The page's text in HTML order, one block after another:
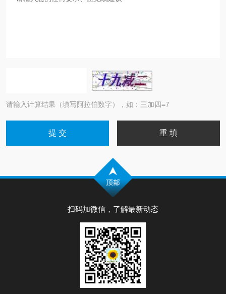
请输入计算结果（填写阿拉伯数字），如：三加四=7
扫码加微信，了解最新动态